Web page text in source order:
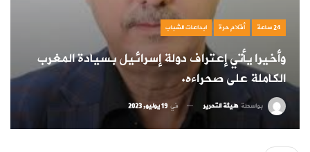
24 ساعة أقلام حرة ابداعات الشباب
وأخيرا يأتي إعتراف دولة إسرائيل بسيادة المغرب
الكاملة على صحراءه.
بواسطة هيئة التحرير في 19 يوليو, 2023